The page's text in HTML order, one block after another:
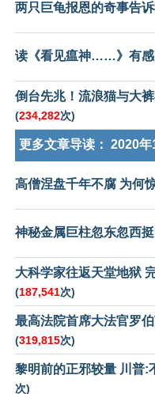
两只巨龟报恩的奇事告
读《看见瘟神……》有感
倒台先兆！流浪猫与大
(234,282次)
更多文章导读： 2020年
高僧涅盘千年不腐 为何
神秘金属巨柱忽东忽西
大科学家往返天堂地狱
(187,541次)
最高法院首席大法官罗
(319,815次)
黎明前的正邪较量 川普:
次)